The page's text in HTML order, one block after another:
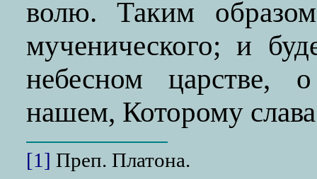
волю. Таким
мученического; и
небесном царстве,
нашем, Которому
[1] Преп. Платона.